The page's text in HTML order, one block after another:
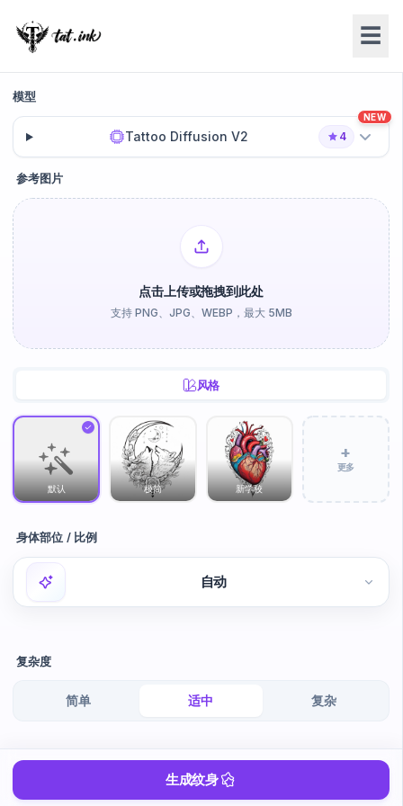
☰
模型
Tattoo Diffusion V2 4
NEW
参考图片
点击上传或拖拽到此处
支持 PNG、JPG、WEBP，最大 5MB
风格
默认 极简 新学校
+
更多
身体部位 / 比例
自动
复杂度
简单 适中 复杂
生成纹身